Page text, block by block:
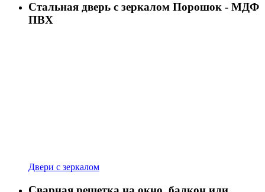
Стальная дверь с зеркалом Порошок - МДФ
ПВХ
Двери с зеркалом